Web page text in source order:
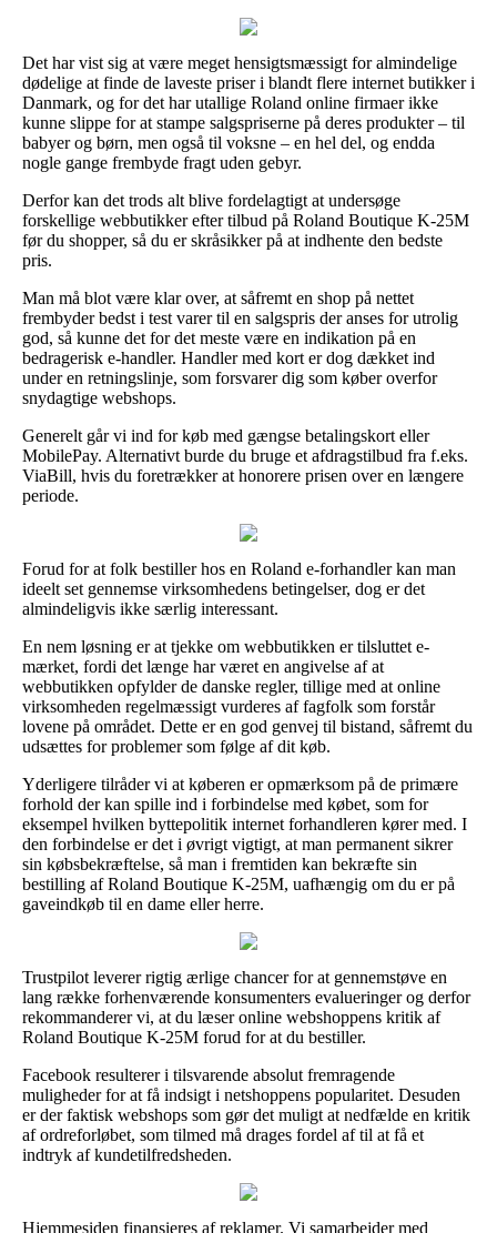
Det har vist sig at være meget hensigtsmæssigt for almindelige
dødelige at finde de laveste priser i blandt flere internet butikker i
Danmark, og for det har utallige Roland online firmaer ikke
kunne slippe for at stampe salgspriserne på deres produkter – til
babyer og børn, men også til voksne – en hel del, og endda
nogle gange frembyde fragt uden gebyr.
Derfor kan det trods alt blive fordelagtigt at undersøge
forskellige webbutikker efter tilbud på Roland Boutique K-25M
før du shopper, så du er skråsikker på at indhente den bedste
pris.
Man må blot være klar over, at såfremt en shop på nettet
frembyder bedst i test varer til en salgspris der anses for utrolig
god, så kunne det for det meste være en indikation på en
bedragerisk e-handler. Handler med kort er dog dækket ind
under en retningslinje, som forsvarer dig som køber overfor
snydagtige webshops.
Generelt går vi ind for køb med gængse betalingskort eller
MobilePay. Alternativt burde du bruge et afdragstilbud fra f.eks.
ViaBill, hvis du foretrækker at honorere prisen over en længere
periode.
Forud for at folk bestiller hos en Roland e-forhandler kan man
ideelt set gennemse virksomhedens betingelser, dog er det
almindeligvis ikke særlig interessant.
En nem løsning er at tjekke om webbutikken er tilsluttet e-
mærket, fordi det længe har været en angivelse af at
webbutikken opfylder de danske regler, tillige med at online
virksomheden regelmæssigt vurderes af fagfolk som forstår
lovene på området. Dette er en god genvej til bistand, såfremt du
udsættes for problemer som følge af dit køb.
Yderligere tilråder vi at køberen er opmærksom på de primære
forhold der kan spille ind i forbindelse med købet, som for
eksempel hvilken byttepolitik internet forhandleren kører med. I
den forbindelse er det i øvrigt vigtigt, at man permanent sikrer
sin købsbekræftelse, så man i fremtiden kan bekræfte sin
bestilling af Roland Boutique K-25M, uafhængig om du er på
gaveindkøb til en dame eller herre.
Trustpilot leverer rigtig ærlige chancer for at gennemstøve en
lang række forhenværende konsumenters evalueringer og derfor
rekommanderer vi, at du læser online webshoppens kritik af
Roland Boutique K-25M forud for at du bestiller.
Facebook resulterer i tilsvarende absolut fremragende
muligheder for at få indsigt i netshoppens popularitet. Desuden
er der faktisk webshops som gør det muligt at nedfælde en kritik
af ordreforløbet, som tilmed må drages fordel af til at få et
indtryk af kundetilfredsheden.
Hjemmesiden finansieres af reklamer. Vi samarbejder med